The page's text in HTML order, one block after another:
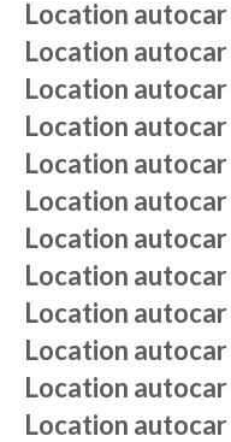
Location autocar
Location autocar
Location autocar
Location autocar
Location autocar
Location autocar
Location autocar
Location autocar
Location autocar
Location autocar
Location autocar
Location autocar